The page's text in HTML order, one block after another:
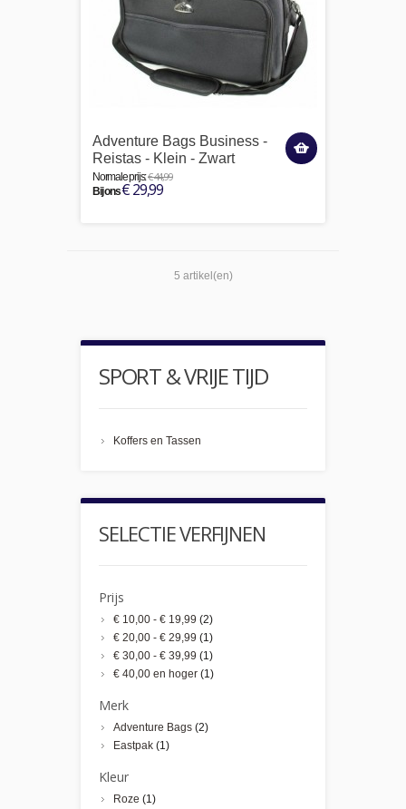
Adventure Bags Business -
Reistas - Klein - Zwart
Normale prijs:€ 44,99
Bij ons€ 29,99
5 artikel(en)
SPORT & VRIJE TIJD
Koffers en Tassen
SELECTIE VERFIJNEN
Prijs
€ 10,00 - € 19,99 (2)
€ 20,00 - € 29,99 (1)
€ 30,00 - € 39,99 (1)
€ 40,00 en hoger (1)
Merk
Adventure Bags (2)
Eastpak (1)
Kleur
Roze (1)